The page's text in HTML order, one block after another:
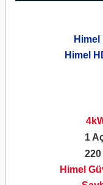
Himel
1
Himel